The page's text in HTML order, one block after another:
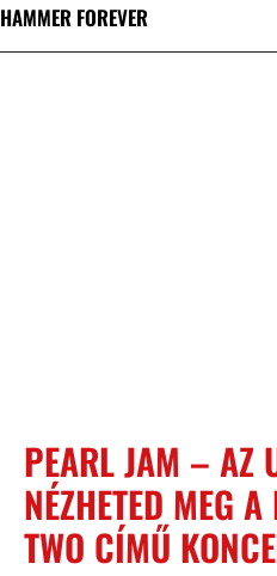
HAMMER FOREVER
PEARL JAM – AZ
NÉZHETED MEG A
TWO CÍMŰ